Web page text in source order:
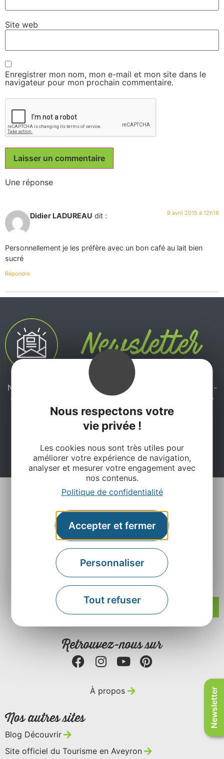
Nous respectons votre
vie privée !
Les cookies nous sont très utiles pour
améliorer votre expérience de navigation,
analyser et mesurer votre engagement avec
nos contenus.
Politique de confidentialité
Accepter et fermer
Personnaliser
Tout refuser
Site web
Enregistrer mon nom, mon e-mail et mon site dans le
navigateur pour mon prochain commentaire.
Une réponse
Didier LADUREAU dit : 9 avril 2015 à 12h16
Personnellement je les préfère avec un bon café au lait bien
sucré
Répondre
Ne manquez pas notre newsletter mensuelle et laissez-
vous inspirer pour profiter pleinement de votre séjour
en Aveyron.
Je m'abonne ici
Agence Départementale de l’Attractivité et du
Tourisme de l’Aveyron
Rue Louis Blanc – BP831 – 12008 Rodez
Contactez-nous
Retrouvez-nous sur
À propos
Nos autres sites
Blog Découvrir
Site officiel du Tourisme en Aveyron
Newsletter